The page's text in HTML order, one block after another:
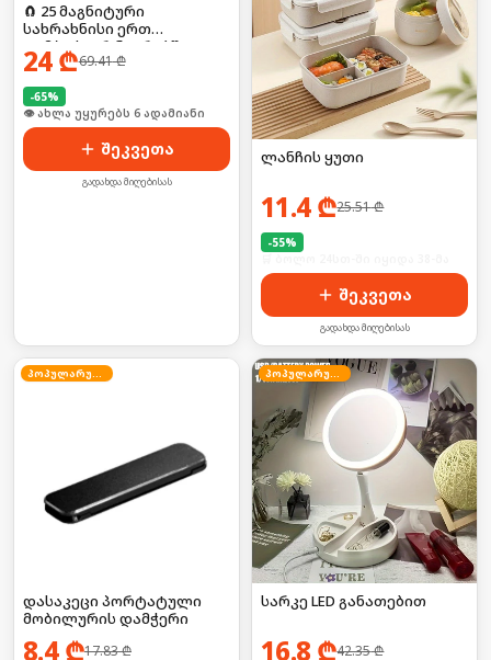
🧲 25 მაგნიტური
სახრახნისი ერთ
კომპაქტურ ნაკრებში!
24₾69.41₾
-65%
🛒 ბოლო 24სთ-ში იყიდა 9-მა
შეკვეთა
გადახდა მიღებისას
ლანჩის ყუთი
11.4₾25.51₾
-55%
შეკვეთა
გადახდა მიღებისას
პოპულარული
დასაკეცი პორტატული
მობილურის დამჭერი
8.4₾17.83₾
პოპულარული
სარკე LED განათებით
16.8 ₾42.35₾